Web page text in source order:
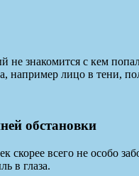
не знакомится с кем
например лицо в тени,
обстановки
скорее всего не особо
в глаза.